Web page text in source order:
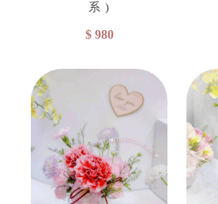
系 )
$ 980